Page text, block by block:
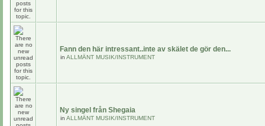
Fann den här intressant..inte av skälet de gör den...
in ALLMÄNT MUSIK/INSTRUMENT
Ny singel från Shegaia
in ALLMÄNT MUSIK/INSTRUMENT